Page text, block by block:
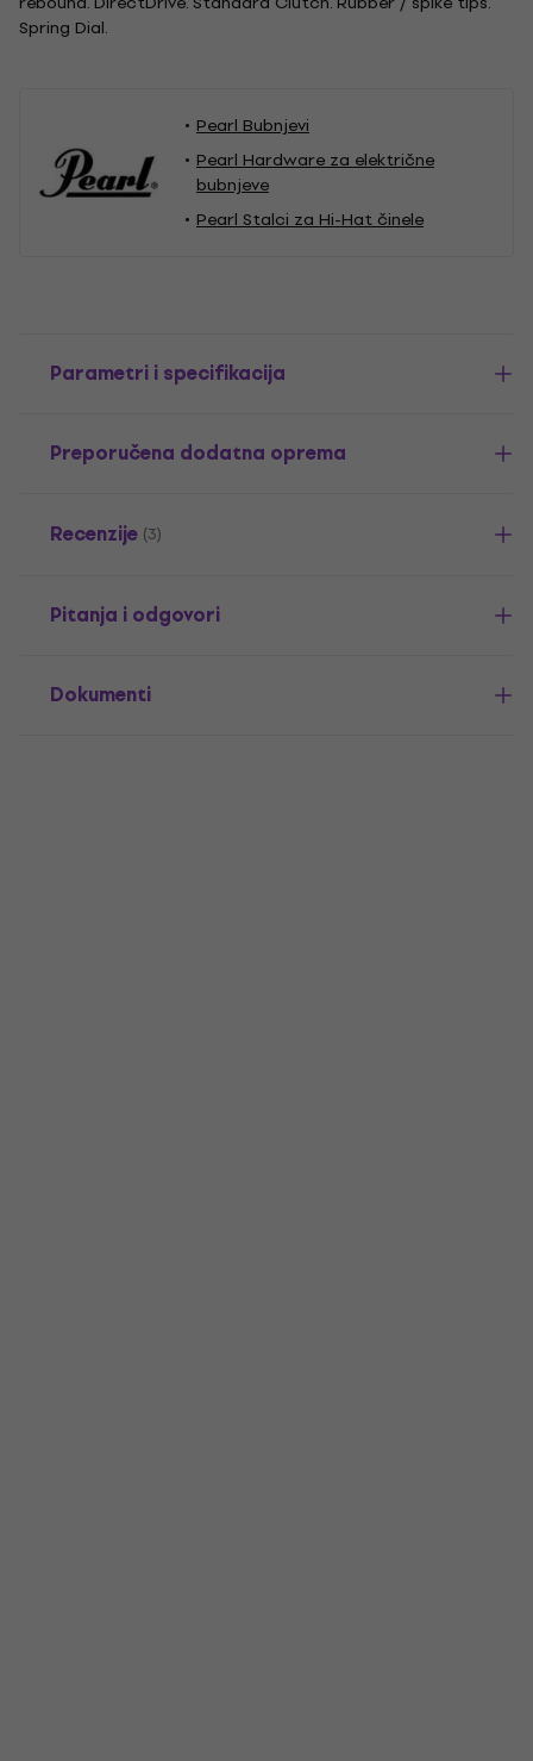
Spring Dial.
Pearl Bubnjevi
Pearl Hardware za električne
bubnjeve
Pearl Stalci za Hi-Hat činele
Parametri i specifikacija
Preporučena dodatna oprema
Recenzije (3)
Pitanja i odgovori
Dokumenti